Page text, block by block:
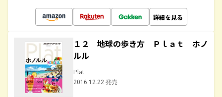
詳細を見る
１２ 地球の歩き方 Ｐｌａｔ ホノ
ルル
Plat
2016.12.22 発売